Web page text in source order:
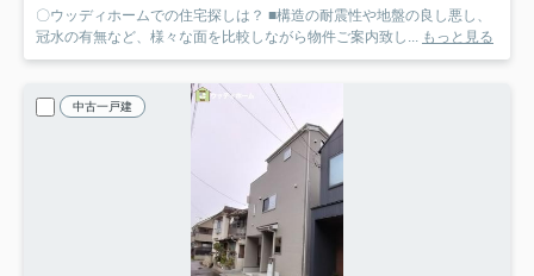
〇ウッディホームでの住宅探しは？ ■構造の耐震性や地盤の良し悪し、
冠水の有無など、様々な面を比較しながら物件ご案内致し... もっと見る
中古一戸建